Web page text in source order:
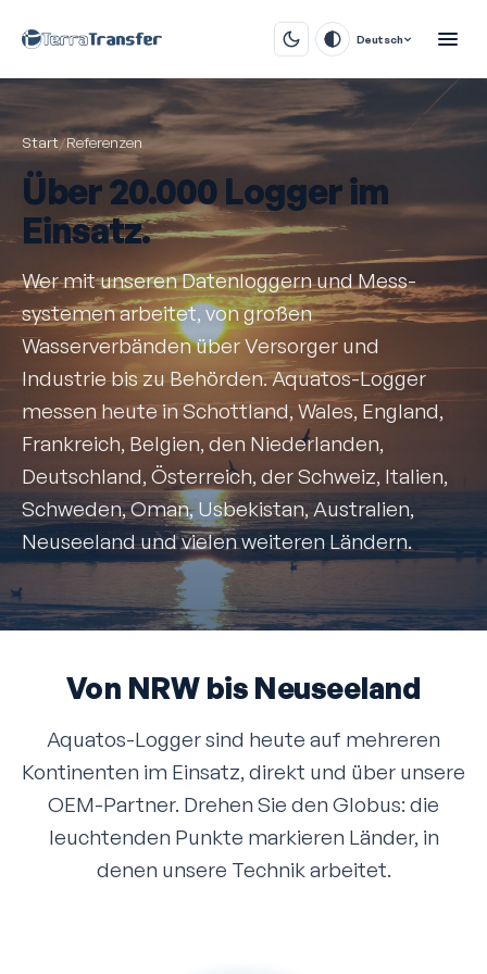
Deutsch
Start/Referenzen
Über20.000 Loggerim
Einsatz.
Wer mit unseren Datenloggern und Mess­
systemen arbeitet, von großen
Wasserverbänden über Versorger und
Industrie bis zu Behörden. Aquatos-Logger
messen heute in Schottland, Wales, England,
Frankreich, Belgien, den Niederlanden,
Deutschland, Österreich, der Schweiz, Italien,
Schweden, Oman, Usbekistan, Australien,
Neuseeland und vielen weiteren Ländern.
Von NRW bis Neuseeland
Aquatos-Logger sind heute auf mehreren
Kontinenten im Einsatz, direkt und über unsere
OEM-Partner. Drehen Sie den Globus: die
leuchtenden Punkte markieren Länder, in
denen unsere Technik arbeitet.